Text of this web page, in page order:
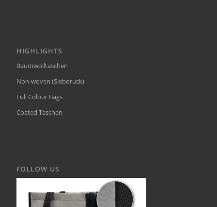
HIGHLIGHTS
Baumwolltaschen
Non-woven (Siebdruck)
Full Colour Bags
Coated Taschen
FOLLOW US